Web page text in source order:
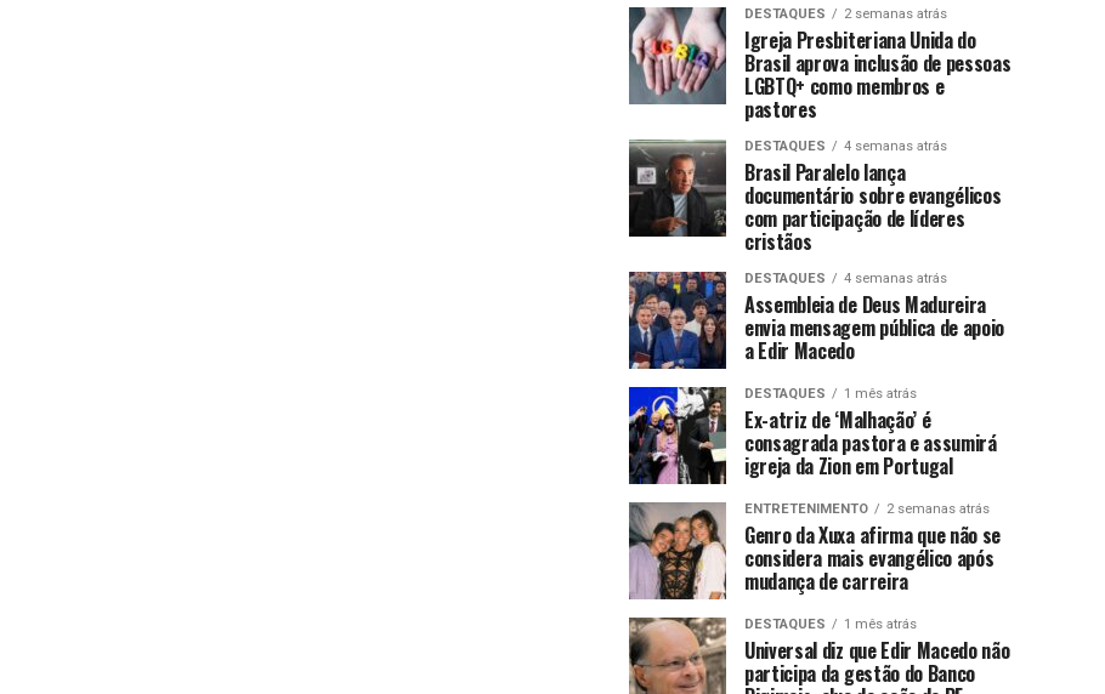
DESTAQUES 2 semanas atrás
Igreja Presbiteriana Unida do
Brasil aprova inclusão de pessoas
LGBTQ+ como membros e
pastores
DESTAQUES 4 semanas atrás
Brasil Paralelo lança
documentário sobre evangélicos
com participação de líderes
cristãos
DESTAQUES 4 semanas atrás
Assembleia de Deus Madureira
envia mensagem pública de apoio
a Edir Macedo
DESTAQUES 1 mês atrás
Ex-atriz de ‘Malhação’ é
consagrada pastora e assumirá
igreja da Zion em Portugal
ENTRETENIMENTO 2 semanas atrás
Genro da Xuxa afirma que não se
considera mais evangélico após
mudança de carreira
DESTAQUES 1 mês atrás
Universal diz que Edir Macedo não
participa da gestão do Banco